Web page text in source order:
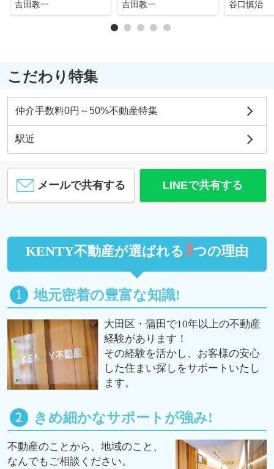
吉田教一 吉田教一 谷口慎治
こだわり特集
仲介手数料0円～50%不動産特集
駅近
メールで共有する LINEで共有する
KENTY不動産が選ばれる3つの理由
地元密着の豊富な知識!
大田区・蒲田で10年以上の不動産
経験があります！
その経験を活かし、お客様の安心
した住まい探しをサポートいたし
ます。
きめ細かなサポートが強み!
不動産のことから、地域のこと、
なんでもご相談ください。